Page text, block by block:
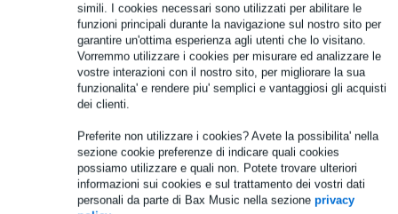
simili. I cookies necessari sono utilizzati per abilitare le
funzioni principali durante la navigazione sul nostro sito per
garantire un'ottima esperienza agli utenti che lo visitano.
Vorremmo utilizzare i cookies per misurare ed analizzare le
vostre interazioni con il nostro sito, per migliorare la sua
funzionalita' e rendere piu' semplici e vantaggiosi gli acquisti
dei clienti.
Preferite non utilizzare i cookies? Avete la possibilita' nella
sezione cookie preferenze di indicare quali cookies
possiamo utilizzare e quali non. Potete trovare ulteriori
informazioni sui cookies e sul trattamento dei vostri dati
personali da parte di Bax Music nella sezione privacy
Cuffie per DJ
impedenza: 32 ohm
Specifiche complete
Vedi anche (4)
Accessori (7)